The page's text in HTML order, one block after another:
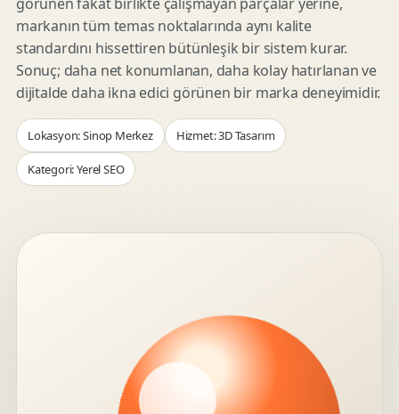
markanın tüm temas noktalarında aynı kalite
standardını hissettiren bütünleşik bir sistem kurar.
Sonuç; daha net konumlanan, daha kolay hatırlanan ve
dijitalde daha ikna edici görünen bir marka deneyimidir.
Lokasyon: Sinop Merkez Hizmet: 3D Tasarım
Kategori: Yerel SEO